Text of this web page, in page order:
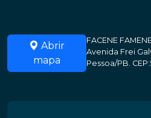
Abrir
mapa
FACENE
Avenida Frei
Pessoa/PB.